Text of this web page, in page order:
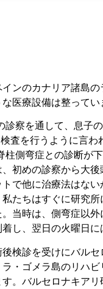
ンのカナリア諸島
医療設備は整ってい
察を通して、息子
査を行うように言
側弯症との診断が
初めの診察から大
で他に治療法はな
たちはすぐに研究
当時は、側弯症以
し、翌日の火曜日に
検診を受けにバル
・ゴメラ島のリハ
。バルセロナキア